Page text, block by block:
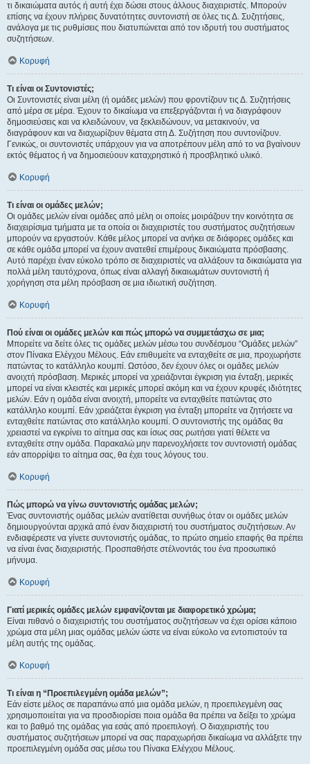
τι δικαιώματα αυτός ή αυτή έχει δώσει στους άλλους διαχειριστές. Μπορούν
επίσης να έχουν πλήρεις δυνατότητες συντονιστή σε όλες τις Δ. Συζητήσεις,
ανάλογα με τις ρυθμίσεις που διατυπώνεται από τον ιδρυτή του συστήματος
συζητήσεων.
Κορυφή
Τι είναι οι Συντονιστές;
Οι Συντονιστές είναι μέλη (ή ομάδες μελών) που φροντίζουν τις Δ. Συζητήσεις
από μέρα σε μέρα. Έχουν το δικαίωμα να επεξεργάζονται ή να διαγράφουν
δημοσιεύσεις και να κλειδώνουν, να ξεκλειδώνουν, να μετακινούν, να
διαγράφουν και να διαχωρίζουν θέματα στη Δ. Συζήτηση που συντονίζουν.
Γενικώς, οι συντονιστές υπάρχουν για να αποτρέπουν μέλη από το να βγαίνουν
εκτός θέματος ή να δημοσιεύουν καταχρηστικό ή προσβλητικό υλικό.
Κορυφή
Τι είναι οι ομάδες μελών;
Οι ομάδες μελών είναι ομάδες από μέλη οι οποίες μοιράζουν την κοινότητα σε
διαχειρίσιμα τμήματα με τα οποία οι διαχειριστές του συστήματος συζητήσεων
μπορούν να εργαστούν. Κάθε μέλος μπορεί να ανήκει σε διάφορες ομάδες και
σε κάθε ομάδα μπορεί να έχουν ανατεθεί επιμέρους δικαιώματα πρόσβασης.
Αυτό παρέχει έναν εύκολο τρόπο σε διαχειριστές να αλλάξουν τα δικαιώματα για
πολλά μέλη ταυτόχρονα, όπως είναι αλλαγή δικαιωμάτων συντονιστή ή
χορήγηση στα μέλη πρόσβαση σε μια ιδιωτική συζήτηση.
Κορυφή
Πού είναι οι ομάδες μελών και πώς μπορώ να συμμετάσχω σε μια;
Μπορείτε να δείτε όλες τις ομάδες μελών μέσω του συνδέσμου “Ομάδες μελών”
στον Πίνακα Ελέγχου Μέλους. Εάν επιθυμείτε να ενταχθείτε σε μια, προχωρήστε
πατώντας το κατάλληλο κουμπί. Ωστόσο, δεν έχουν όλες οι ομάδες μελών
ανοιχτή πρόσβαση. Μερικές μπορεί να χρειάζονται έγκριση για ένταξη, μερικές
μπορεί να είναι κλειστές και μερικές μπορεί ακόμη και να έχουν κρυφές ιδιότητες
μελών. Εάν η ομάδα είναι ανοιχτή, μπορείτε να ενταχθείτε πατώντας στο
κατάλληλο κουμπί. Εάν χρειάζεται έγκριση για ένταξη μπορείτε να ζητήσετε να
ενταχθείτε πατώντας στο κατάλληλο κουμπί. Ο συντονιστής της ομάδας θα
χρειαστεί να εγκρίνει το αίτημα σας και ίσως σας ρωτήσει γιατί θέλετε να
ενταχθείτε στην ομάδα. Παρακαλώ μην παρενοχλήσετε τον συντονιστή ομάδας
εάν απορρίψει το αίτημα σας, θα έχει τους λόγους του.
Κορυφή
Πώς μπορώ να γίνω συντονιστής ομάδας μελών;
Ένας συντονιστής ομάδας μελών ανατίθεται συνήθως όταν οι ομάδες μελών
δημιουργούνται αρχικά από έναν διαχειριστή του συστήματος συζητήσεων. Αν
ενδιαφέρεστε να γίνετε συντονιστής ομάδας, το πρώτο σημείο επαφής θα πρέπει
να είναι ένας διαχειριστής. Προσπαθήστε στέλνοντάς του ένα προσωπικό
μήνυμα.
Κορυφή
Γιατί μερικές ομάδες μελών εμφανίζονται με διαφορετικό χρώμα;
Είναι πιθανό ο διαχειριστής του συστήματος συζητήσεων να έχει ορίσει κάποιο
χρώμα στα μέλη μιας ομάδας μελών ώστε να είναι εύκολο να εντοπιστούν τα
μέλη αυτής της ομάδας.
Κορυφή
Τι είναι η “Προεπιλεγμένη ομάδα μελών”;
Εάν είστε μέλος σε παραπάνω από μια ομάδα μελών, η προεπιλεγμένη σας
χρησιμοποιείται για να προσδιορίσει ποια ομάδα θα πρέπει να δείξει το χρώμα
και το βαθμό της ομάδας για εσάς από προεπιλογή. Ο διαχειριστής του
συστήματος συζητήσεων μπορεί να σας παραχωρήσει δικαίωμα να αλλάξετε την
προεπιλεγμένη ομάδα σας μέσω του Πίνακα Ελέγχου Μέλους.